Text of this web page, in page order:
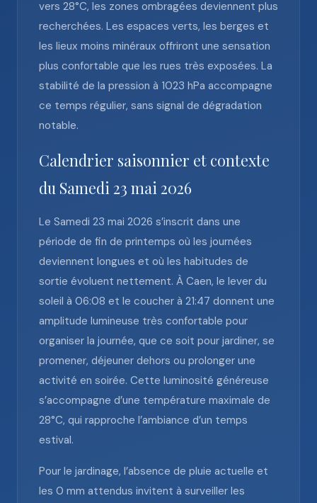
vers 28°C, les zones ombragées deviennent plus
recherchées. Les espaces verts, les berges et
les lieux moins minéraux offriront une sensation
plus confortable que les rues très exposées. La
stabilité de la pression à 1023 hPa accompagne
ce temps régulier, sans signal de dégradation
notable.
Calendrier saisonnier et contexte
du Samedi 23 mai 2026
Le Samedi 23 mai 2026 s’inscrit dans une
période de fin de printemps où les journées
deviennent longues et où les habitudes de
sortie évoluent nettement. À Caen, le lever du
soleil à 06:08 et le coucher à 21:47 donnent une
amplitude lumineuse très confortable pour
organiser la journée, que ce soit pour jardiner, se
promener, déjeuner dehors ou prolonger une
activité en soirée. Cette luminosité généreuse
s’accompagne d’une température maximale de
28°C, qui rapproche l’ambiance d’un temps
estival.
Pour le jardinage, l’absence de pluie actuelle et
les 0 mm attendus invitent à surveiller les